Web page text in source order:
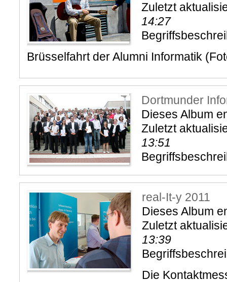
Zuletzt
14:27
Brüsselfahrt der Alumni Informatik
Dortmunder
Dieses Album
Zuletzt
13:51
real-It-y 2011
Dieses Album
Zuletzt
13:39
Die